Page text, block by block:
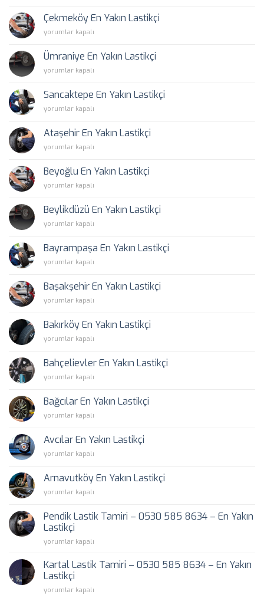
Yakın
Lastikçi
için
Çekmeköy En Yakın Lastikçi
Çekmeköy
Yakın
Lastikçi
için
yorumlar kapalı
Ümraniye En Yakın Lastikçi
Ümraniye
Yakın
Lastikçi
için
yorumlar kapalı
Sancaktepe En Yakın Lastikçi
Sancaktepe
Yakın
Lastikçi
için
yorumlar kapalı
Ataşehir En Yakın Lastikçi
Ataşehir
Yakın
Lastikçi
için
yorumlar kapalı
Beyoğlu En Yakın Lastikçi
Beyoğlu
Yakın
Lastikçi
için
yorumlar kapalı
Beylikdüzü En Yakın Lastikçi
Beylikdüzü
Yakın
Lastikçi
için
yorumlar kapalı
Bayrampaşa En Yakın Lastikçi
Bayrampaşa
Yakın
Lastikçi
için
yorumlar kapalı
Başakşehir En Yakın Lastikçi
Başakşehir
Yakın
Lastikçi
için
yorumlar kapalı
Bakırköy En Yakın Lastikçi
Bakırköy
Yakın
Lastikçi
için
yorumlar kapalı
Bahçelievler En Yakın Lastikçi
Bahçelievler
Yakın
Lastikçi
için
yorumlar kapalı
Bağcılar En Yakın Lastikçi
Bağcılar
Yakın
Lastikçi
için
yorumlar kapalı
Avcılar En Yakın Lastikçi
Avcılar
Yakın
Lastikçi
için
yorumlar kapalı
Arnavutköy En Yakın Lastikçi
Arnavutköy
Yakın
Lastikçi
için
yorumlar kapalı
Pendik Lastik Tamiri – 0530 585 8634 – En Yakın
Lastikçi
Pendik
Tamiri
–
0530
585
yorumlar kapalı
Kartal Lastik Tamiri – 0530 585 8634 – En Yakın
Lastikçi
Kartal
yorumlar kapalı